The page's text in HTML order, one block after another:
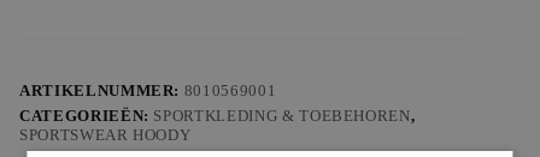
ARTIKELNUMMER: 8010569001
CATEGORIEËN: SPORTKLEDING & TOEBEHOREN,
SPORTSWEAR HOODY